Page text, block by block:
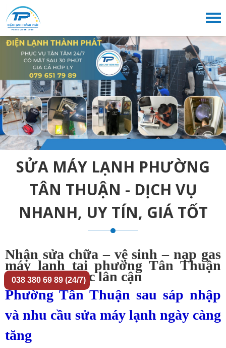
SỬA MÁY LẠNH PHƯỜNG
TÂN THUẬN - DỊCH VỤ
NHANH, UY TÍN, GIÁ TỐT
Nhận sửa chữa – vệ sinh – nạp gas
máy lạnh tại phường Tân Thuận
và các khu vực lân cận
Phường Tân Thuận sau sáp nhập
và nhu cầu sửa máy lạnh ngày càng
tăng
038 380 69 89 (24/7)